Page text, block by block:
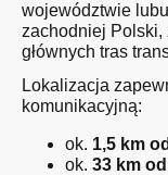
województwie
zachodniej Polski,
głównych tras
Lokalizacja
komunikacyjną:
ok. 1,5 km
ok. 33 km